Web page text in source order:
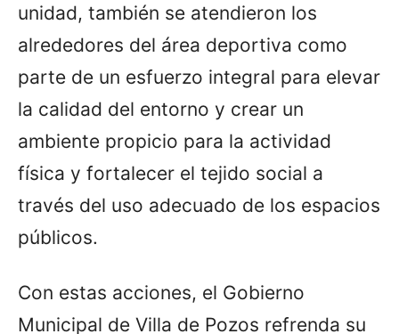
unidad, también se atendieron los
alrededores del área deportiva como
parte de un esfuerzo integral para elevar
la calidad del entorno y crear un
ambiente propicio para la actividad
física y fortalecer el tejido social a
través del uso adecuado de los espacios
públicos.
Con estas acciones, el Gobierno
Municipal de Villa de Pozos refrenda su